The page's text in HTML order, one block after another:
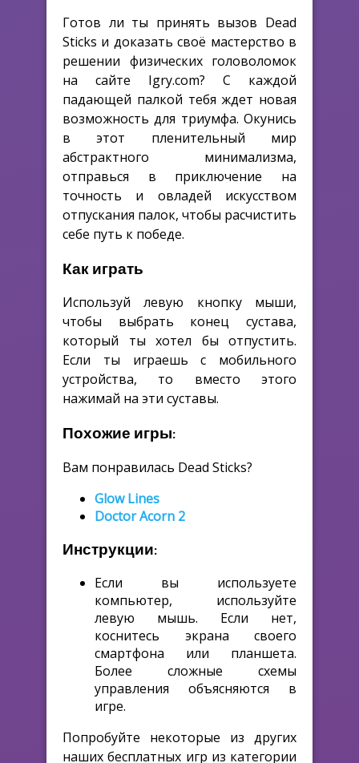
Готов ли ты принять вызов Dead
Sticks и доказать своё мастерство в
решении физических головоломок
на сайте Igry.com? С каждой
падающей палкой тебя ждет новая
возможность для триумфа. Окунись
в этот пленительный мир
абстрактного минимализма,
отправься в приключение на
точность и овладей искусством
отпускания палок, чтобы расчистить
себе путь к победе.
Как играть
Используй левую кнопку мыши,
чтобы выбрать конец сустава,
который ты хотел бы отпустить.
Если ты играешь с мобильного
устройства, то вместо этого
нажимай на эти суставы.
Похожие игры:
Вам понравилась Dead Sticks?
Glow Lines
Doctor Acorn 2
Инструкции:
Если вы используете
компьютер, используйте
левую мышь. Если нет,
коснитесь экрана своего
смартфона или планшета.
Более сложные схемы
управления объясняются в
игре.
Попробуйте некоторые из других
наших бесплатных игр из категории